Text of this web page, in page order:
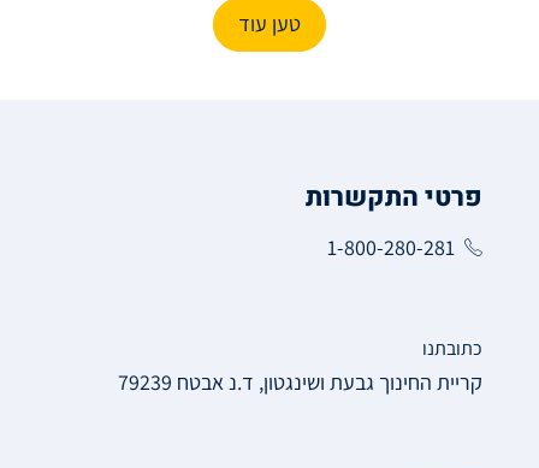
טען עוד
פרטי התקשרות
1-800-280-281
כתובתנו
קריית החינוך גבעת ושינגטון, ד.נ אבטח 79239